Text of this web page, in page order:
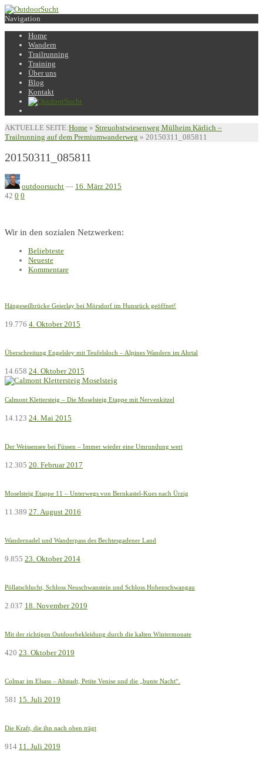
Navigation
Home
Wandern
Trailrunning
Training
Über uns
Blog
Kontakt
AKTUELLE SEITE:Home » Streuobstwiesenweg Mülheim Kärlich –
Trailrunning auf dem Premiumwanderweg » 20150311_085811
20150311_085811
outdoorsucht — 16. März 2015
42 0 0
Wir in den sozialen Netzwerken:
Beliebteste
Neueste
Kommentare
Hängeseilbrücke Geierlay bei Mörsdorf im Hunsrück geöffnet!
19.776 4. Oktober 2015
Überschreitung Engelsley mit Teufelsloch – Alpines Wandern im Ahrtal
14.658 24. Oktober 2015
Calmont Klettersteig – Die Moselsteig Etappe mit Nervenkitzel
14.123 24. Mai 2015
Der Weissensee bei Füssen – Immer wieder eine Umrundung wert
12.305 20. Februar 2017
Moselsteig Etappe 11 – Unterwegs von Bernkastel-Kues nach Ürzig
11.389 27. August 2016
Wandernadel und Wanderpass des Bechtesgadener Land
9.855 23. Oktober 2014
Pöllatschlucht, Schloss Neuschwanstein und Schloss Hohenschwangau
2.037 18. November 2019
Mit der richtigen Outdoorbekleidung durch die kalten Wintermonate
420 23. Oktober 2019
Colmar im Elsass – Altstadt, Petite Venise und die „bunte Nacht“.
581 15. Juli 2019
Die Kraft, die ihn nach oben trägt
914 11. Juli 2019